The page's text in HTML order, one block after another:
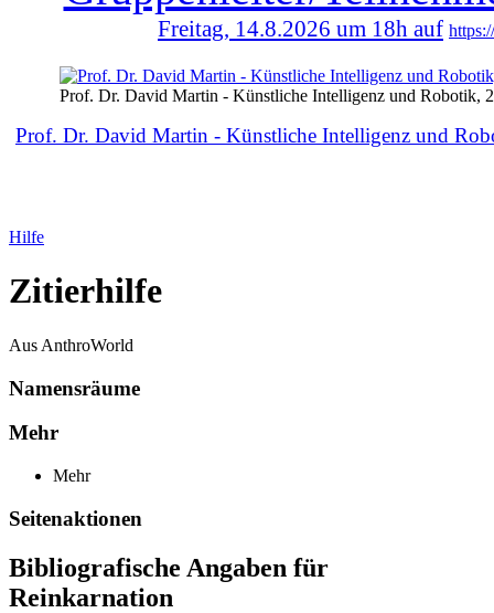
Freitag, 14.8.2026 um 18h auf
Prof. Dr. David Martin - Künstliche Intelligenz und Robotik,
Prof. Dr. David Martin - Künstliche Intelligenz und
Hilfe
Zitierhilfe
Aus AnthroWorld
Namensräume
Mehr
Mehr
Seitenaktionen
Bibliografische Angaben für
Reinkarnation